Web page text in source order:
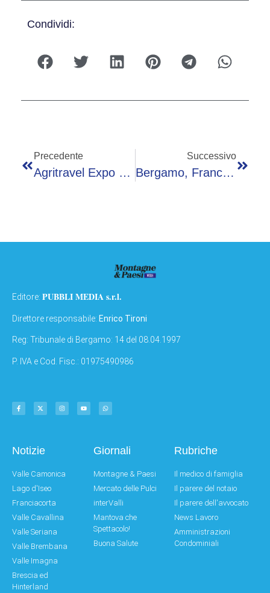
Condividi:
Precedente
Agritravel Expo Chiude I Battenti: Oltre 20mila Viaggiatori In Fiera Bergamo
Successivo
Bergamo, Franco: Al Via Gli Interventi Sugli Alloggi Aler Di Foresto Sparso
Editore: PUBBLI MEDIA s.r.l.
Direttore responsabile: Enrico Tironi
Reg: Tribunale di Bergamo: 14 del 08.04.1997
P. IVA e Cod. Fisc.: 01975490986
Notizie
Valle Camonica
Lago d'Iseo
Franciacorta
Valle Cavallina
Valle Seriana
Valle Brembana
Valle Imagna
Brescia ed
Hinterland
Giornali
Montagne & Paesi
Mercato delle Pulci
interValli
Mantova che
Spettacolo!
Buona Salute
Rubriche
Il medico di famiglia
Il parere del notaio
Il parere dell'avvocato
News Lavoro
Amministrazioni
Condominiali